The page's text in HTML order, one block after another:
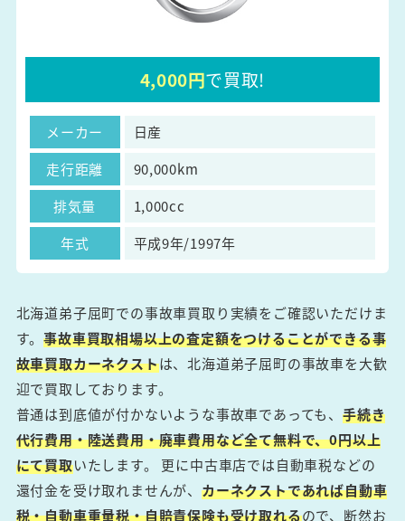
4,000円で買取!
メーカー
日産
走行距離
90,000km
排気量
1,000cc
年式
平成9年/1997年
北海道弟子屈町での事故車買取り実績をご確認いただけま
す。事故車買取相場以上の査定額をつけることができる事
故車買取カーネクストは、北海道弟子屈町の事故車を大歓
迎で買取しております。
普通は到底値が付かないような事故車であっても、手続き
代行費用・陸送費用・廃車費用など全て無料で、0円以上
にて買取いたします。 更に中古車店では自動車税などの
還付金を受け取れませんが、カーネクストであれば自動車
税・自動車重量税・自賠責保険も受け取れるので、断然お